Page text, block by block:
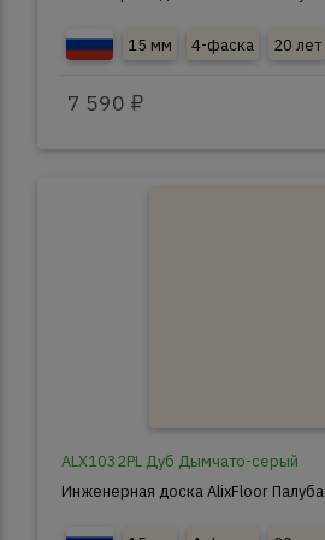
15 мм 4-фаска 20 лет
7 590 ₽
ALX1032PL Дуб Дымчато-серый
Инженерная доска AlixFloor Палуба